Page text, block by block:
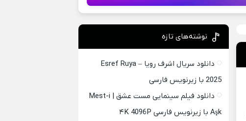
نوشته‌های تازه
دانلود سریال اشرف رویا – Esref Ruya
2025 با زیرنویس فارسی
دانلود فیلم سینمایی مست عشق | Mest-i
Aşk با زیرنویس فارسی ۴K 4096P